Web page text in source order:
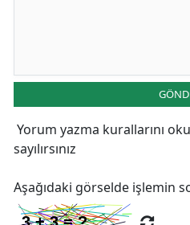
Yorum yazma kurallarını
sayılırsınız
Aşağıdaki görselde işlemin